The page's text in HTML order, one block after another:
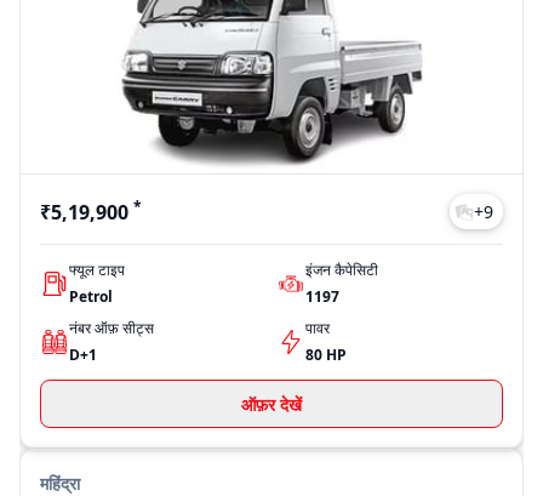
Price
₹5,19,900
जीटो प्लस पेट्रोल
₹4,07,000
₹4,80,000
एस गोल्ड पेट्रोल सीएक्स
₹4,57,000
₹3,99,000
₹5,19,900 * +9
फ्यूल टाइप
Petrol
इंजन कैपेसिटी
1197
नंबर ऑफ़ सीट्स
D+1
पावर
80 HP
ऑफ़र देखें
महिंद्रा